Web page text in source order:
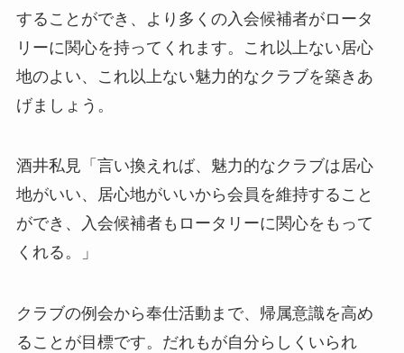
することができ、より多くの入会候補者がロータ
リーに関心を持ってくれます。これ以上ない居心
地のよい、これ以上ない魅力的なクラブを築きあ
げましょう。
酒井私見「言い換えれば、魅力的なクラブは居心
地がいい、居心地がいいから会員を維持すること
ができ、入会候補者もロータリーに関心をもって
くれる。」
クラブの例会から奉仕活動まで、帰属意識を高め
ることが目標です。だれもが自分らしくいられ